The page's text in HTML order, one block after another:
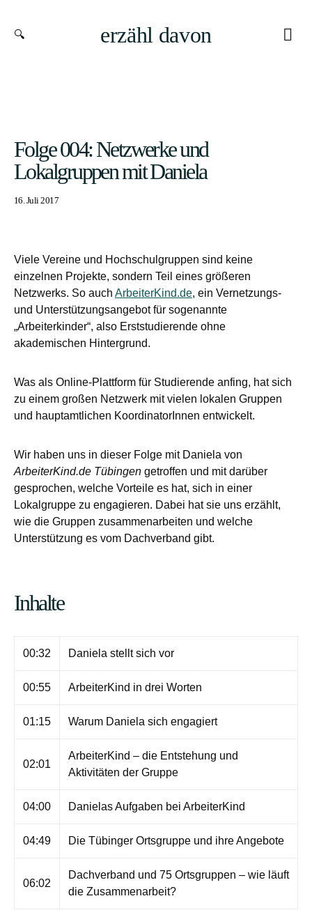
erzähl davon
Folge 004: Netzwerke und
Lokalgruppen mit Daniela
16. Juli 2017
Viele Vereine und Hochschulgruppen sind keine
einzelnen Projekte, sondern Teil eines größeren
Netzwerks. So auch ArbeiterKind.de, ein Vernetzungs-
und Unterstützungsangebot für sogenannte
„Arbeiterkinder“, also Erststudierende ohne
akademischen Hintergrund.
Was als Online-Plattform für Studierende anfing, hat sich
zu einem großen Netzwerk mit vielen lokalen Gruppen
und hauptamtlichen KoordinatorInnen entwickelt.
Wir haben uns in dieser Folge mit Daniela von
ArbeiterKind.de Tübingen getroffen und mit darüber
gesprochen, welche Vorteile es hat, sich in einer
Lokalgruppe zu engagieren. Dabei hat sie uns erzählt,
wie die Gruppen zusammenarbeiten und welche
Unterstützung es vom Dachverband gibt.
Inhalte
00:32 Daniela stellt sich vor
00:55 ArbeiterKind in drei Worten
01:15 Warum Daniela sich engagiert
02:01
ArbeiterKind – die Entstehung und
Aktivitäten der Gruppe
04:00 Danielas Aufgaben bei ArbeiterKind
04:49 Die Tübinger Ortsgruppe und ihre Angebote
06:02
Dachverband und 75 Ortsgruppen – wie läuft
die Zusammenarbeit?